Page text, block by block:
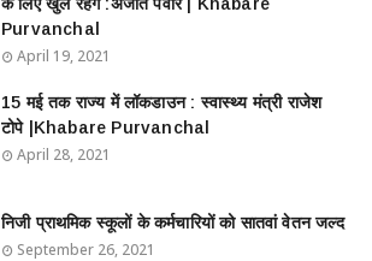
Purvanchal
April 19, 2021
15 मई तक राज्य में लॉकडाउन : स्वास्थ्य मंत्री राजेश
टोपे |Khabare Purvanchal
April 28, 2021
निजी प्राथमिक स्कूलों के कर्मचारियों को सातवां वेतन जल्द
September 26, 2021